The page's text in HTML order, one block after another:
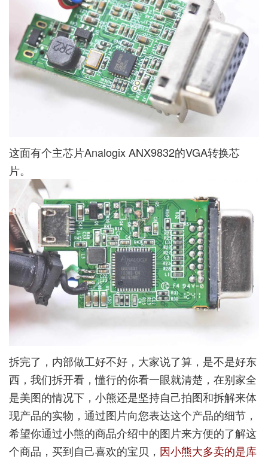
这面有个主芯片Analogix ANX9832的VGA转换芯
片。
拆完了，内部做工好不好，大家说了算，是不是好东
西，我们拆开看，懂行的你看一眼就清楚，在别家全
是美图的情况下，小熊还是坚持自己拍图和拆解来体
现产品的实物，通过图片向您表达这个产品的细节，
希望你通过小熊的商品介绍中的图片来方便的了解这
个商品，买到自己喜欢的宝贝， 因小熊大多卖的是库